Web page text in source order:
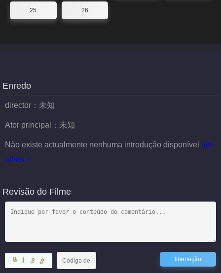
25 26
Enredo
director： 未知
Ator principal： 未知
Não existe actualmente nenhuma introdução disponível det
alhes
Revisão do Filme